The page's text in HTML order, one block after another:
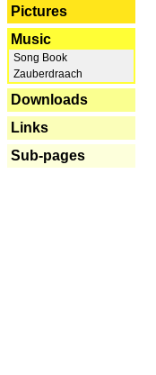
Pictures
Music
Song Book
Zauberdraach
Downloads
Links
Sub-pages